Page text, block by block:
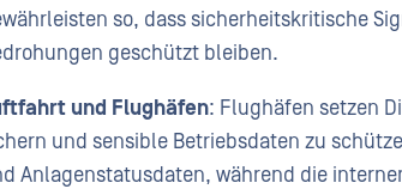
so, dass sicherheitskritische
geschützt bleiben.
und Flughäfen: Flughäfen setzen
und sensible Betriebsdaten zu
Anlagenstatusdaten, während die